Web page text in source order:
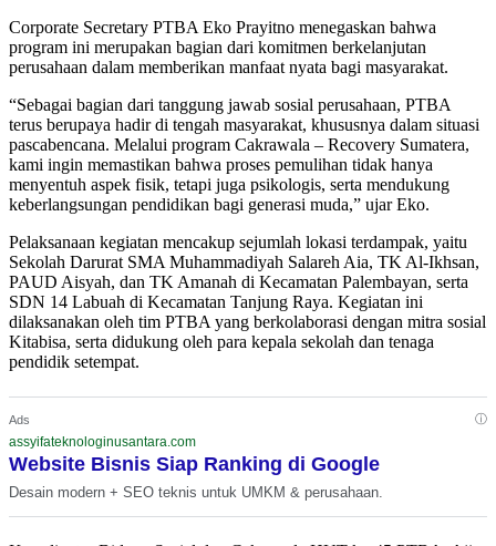
Corporate Secretary PTBA Eko Prayitno menegaskan bahwa
program ini merupakan bagian dari komitmen berkelanjutan
perusahaan dalam memberikan manfaat nyata bagi masyarakat.
“Sebagai bagian dari tanggung jawab sosial perusahaan, PTBA
terus berupaya hadir di tengah masyarakat, khususnya dalam situasi
pascabencana. Melalui program Cakrawala – Recovery Sumatera,
kami ingin memastikan bahwa proses pemulihan tidak hanya
menyentuh aspek fisik, tetapi juga psikologis, serta mendukung
keberlangsungan pendidikan bagi generasi muda,” ujar Eko.
Pelaksanaan kegiatan mencakup sejumlah lokasi terdampak, yaitu
Sekolah Darurat SMA Muhammadiyah Salareh Aia, TK Al-Ikhsan,
PAUD Aisyah, dan TK Amanah di Kecamatan Palembayan, serta
SDN 14 Labuah di Kecamatan Tanjung Raya. Kegiatan ini
dilaksanakan oleh tim PTBA yang berkolaborasi dengan mitra sosial
Kitabisa, serta didukung oleh para kepala sekolah dan tenaga
pendidik setempat.
Ads ⓘ
assyifateknologinusantara.com
Website Bisnis Siap Ranking di Google
Desain modern + SEO teknis untuk UMKM & perusahaan.